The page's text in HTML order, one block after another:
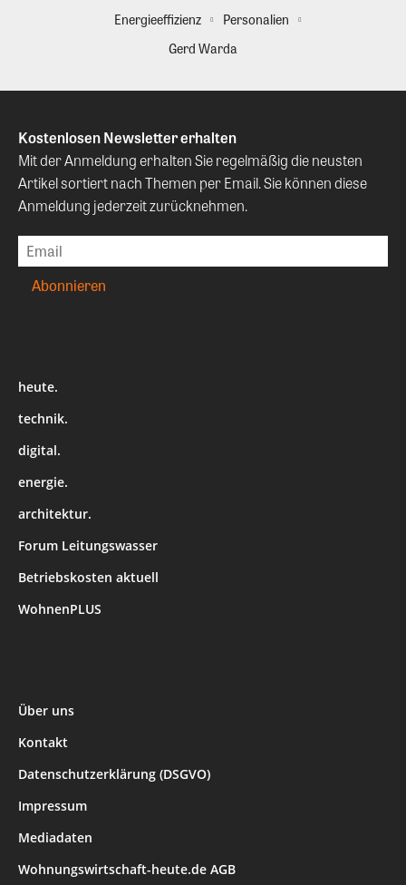
Energieeffizienz
Personalien
Gerd Warda
Kostenlosen Newsletter erhalten
Mit der Anmeldung erhalten Sie regelmäßig die neusten
Artikel sortiert nach Themen per Email. Sie können diese
Anmeldung jederzeit zurücknehmen.
heute.
technik.
digital.
energie.
architektur.
Forum Leitungswasser
Betriebskosten aktuell
WohnenPLUS
Über uns
Kontakt
Datenschutzerklärung (DSGVO)
Impressum
Mediadaten
Wohnungswirtschaft-heute.de AGB